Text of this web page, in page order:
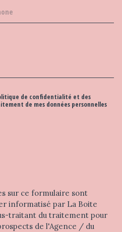
de confidentialité et des
de mes données personnelles
sur ce formulaire sont
informatisé par La Boite
traitant du traitement pour
de l'Agence / du